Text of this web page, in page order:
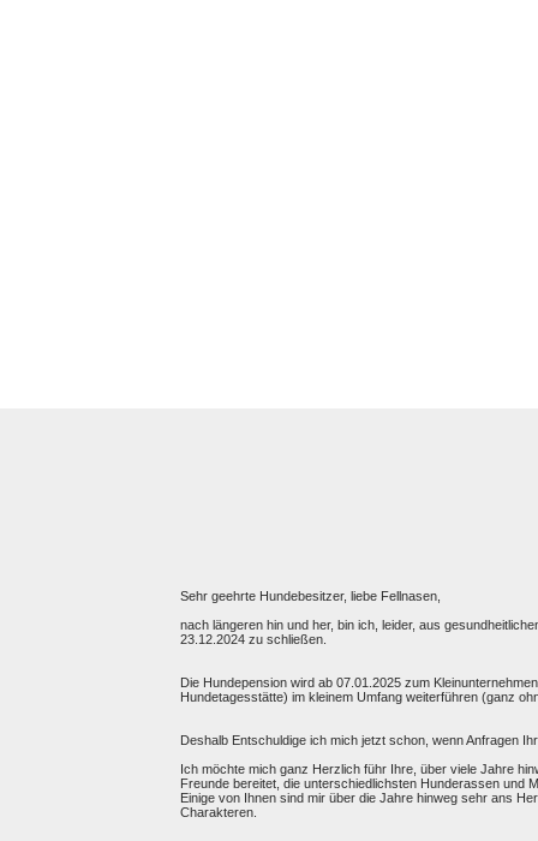
Sehr geehrte Hundebesitzer, liebe Fellnasen,
nach längeren hin und her, bin ich, leider, aus
23.12.2024 zu schließen.
Die Hundepension wird ab 07.01.2025 zum
Hundetagesstätte) im kleinem Umfang weiterführen (ganz
Deshalb Entschuldige ich mich jetzt schon, wenn Anfragen
Ich möchte mich ganz Herzlich führ Ihre, über viele Jahre
Freunde bereitet, die unterschiedlichsten Hunderassen und
Einige von Ihnen sind mir über die Jahre hinweg sehr ans
Charakteren.